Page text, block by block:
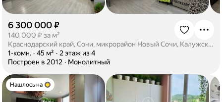
6 300 000 ₽
140 000 ₽ за м²
Краснодарский край, Сочи, микрорайон Новый Сочи, Калужская улица, 28/2
1-комн. · 45 м² · 2 этаж из 4
Построен в 2012 · Монолитный
Нашлось на